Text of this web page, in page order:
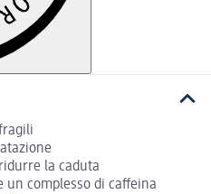
la caduta
un complesso di caffeina